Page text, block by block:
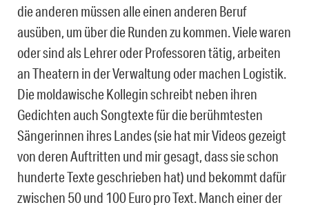
die anderen müssen alle einen anderen Beruf
ausüben, um über die Runden zu kommen. Viele waren
oder sind als Lehrer oder Professoren tätig, arbeiten
an Theatern in der Verwaltung oder machen Logistik.
Die moldawische Kollegin schreibt neben ihren
Gedichten auch Songtexte für die berühmtesten
Sängerinnen ihres Landes (sie hat mir Videos gezeigt
von deren Auftritten und mir gesagt, dass sie schon
hunderte Texte geschrieben hat) und bekommt dafür
zwischen 50 und 100 Euro pro Text. Manch einer der